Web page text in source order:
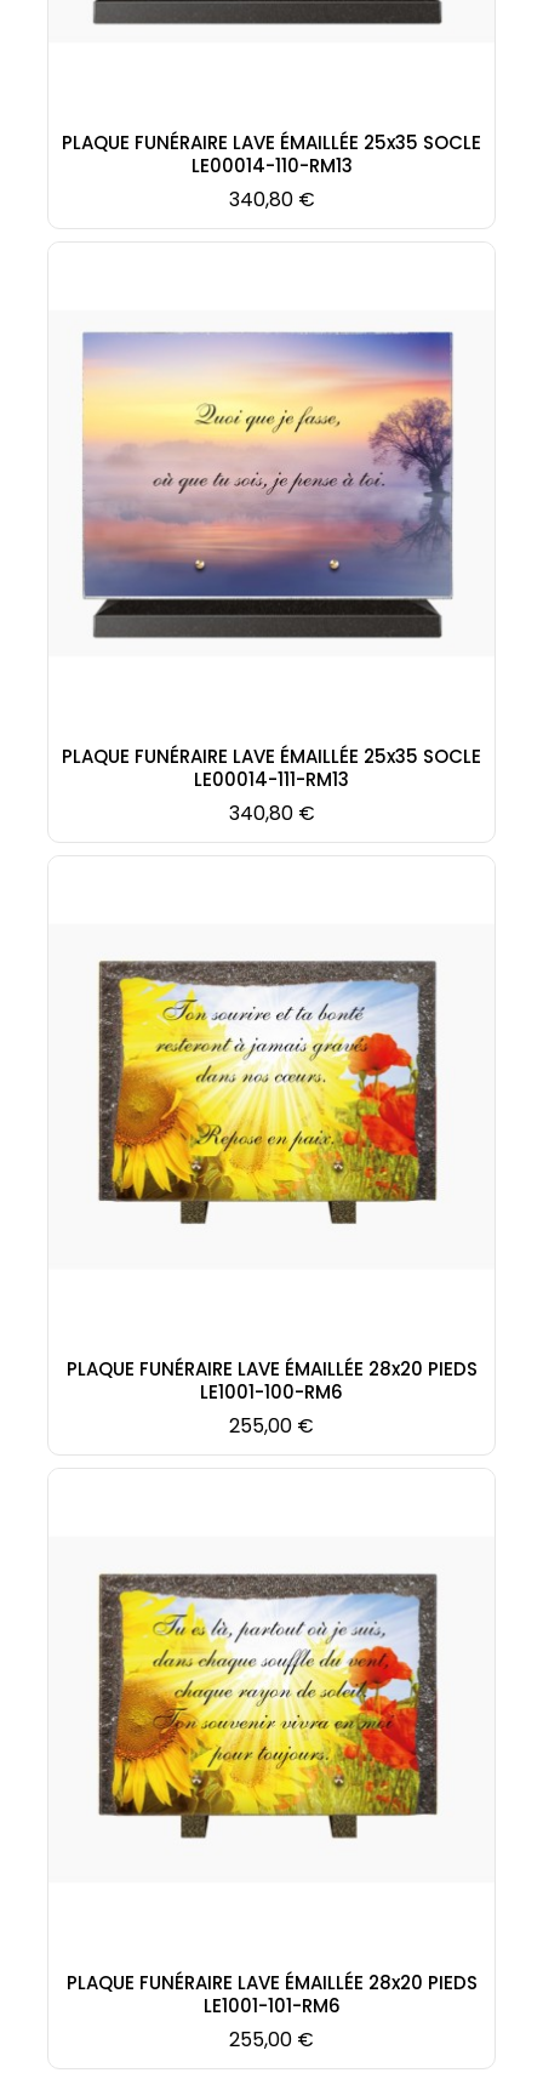
PLAQUE FUNÉRAIRE LAVE ÉMAILLÉE 25x35 SOCLE
LE00014-110-RM13
Prix
340,80 €
PLAQUE FUNÉRAIRE LAVE ÉMAILLÉE 25x35 SOCLE
LE00014-111-RM13
Prix
340,80 €
PLAQUE FUNÉRAIRE LAVE ÉMAILLÉE 28x20 PIEDS
LE1001-100-RM6
Prix
255,00 €
PLAQUE FUNÉRAIRE LAVE ÉMAILLÉE 28x20 PIEDS
LE1001-101-RM6
Prix
255,00 €